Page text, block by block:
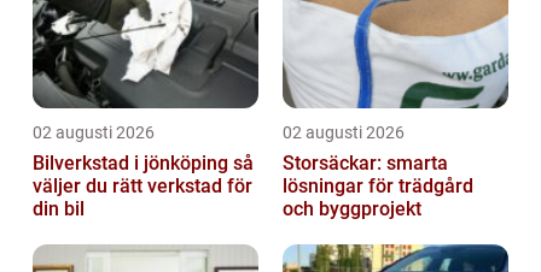
02 augusti 2026
Bilverkstad i jönköping så
väljer du rätt verkstad för
din bil
02 augusti 2026
Storsäckar: smarta
lösningar för trädgård
och byggprojekt